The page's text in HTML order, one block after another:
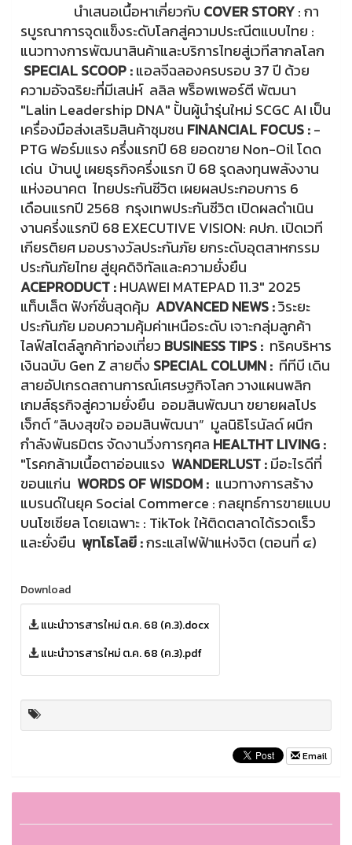
นำเสนอเนื้อหาเกี่ยวกับ COVER STORY: กา
รบูรณาการจุดแข็งระดับโลกสู่ความประณีตแบบไทย :
แนวทางการพัฒนาสินค้าและบริการไทยสู่เวทีสากลโลก
SPECIAL SCOOP :แอลจีฉลองครบรอบ 37 ปี ด้วย
ความอัจฉริยะที่มีเสน่ห์ ลลิล พร็อพเพอร์ตี พัฒนา
"Lalin Leadership DNA" ปั้นผู้นำรุ่นใหม่ SCGC AI เป็น
เครื่องมือส่งเสริมสินค้าชุมชน FINANCIAL FOCUS :-
PTG ฟอร์มแรง ครึ่งแรกปี 68 ยอดขาย Non-Oil โดด
เด่น บ้านปู เผยธุรกิจครึ่งแรก ปี 68 รุดลงทุนพลังงาน
แห่งอนาคต ไทยประกันชีวิต เผยผลประกอบการ 6
เดือนแรกปี 2568 กรุงเทพประกันชีวิต เปิดผลดำเนิน
งานครึ่งแรกปี 68 EXECUTIVE VISION: คปก. เปิดเวที
เกียรติยศ มอบรางวัลประกันภัย ยกระดับอุตสาหกรรม
ประกันภัยไทย สู่ยุคดิจิทัลและความยั่งยืน
ACEPRODUCT :HUAWEI MATEPAD 11.3" 2025
แท็บเล็ต ฟังก์ชั่นสุดคุ้ม ADVANCED NEWS :วิระยะ
ประกันภัย มอบความคุ้มค่าเหนือระดับ เจาะกลุ่มลูกค้า
ไลฟ์สไตล์ลูกค้าท่องเที่ยว BUSINESS TIPS : ทริคบริหาร
เงินฉบับ Gen Z สายติ่ง SPECIAL COLUMN : ทีทีบี เดิน
สายอัปเกรดสถานการณ์เศรษฐกิจโลก วางแผนพลิก
เกมส์ธุรกิจสู่ความยั่งยืน ออมสินพัฒนา ขยายผลโปร
เจ็กต์ “ลิบงสุขใจ ออมสินพัฒนา” มูลนิธิโรนัลด์ ผนึก
กำลังพันธมิตร จัดงานวิ่งการกุศล HEALTHT LIVING :
"โรคกล้ามเนื้อตาอ่อนแรง WANDERLUST :มีอะไรดีที่
ขอนแก่น WORDS OF WISDOM : แนวทางการสร้าง
แบรนด์ในยุค Social Commerce : กลยุทธ์การขายแบบ
บนโซเชียล โดยเฉพาะ : TikTok ให้ติดตลาดได้รวดเร็ว
และยั่งยืน พุทโธโลยี :กระแสไฟฟ้าแห่งจิต (ตอนที่ ๔)
Download
แนะนำวารสารใหม่ ต.ค. 68 (ค.3).docx
แนะนำวารสารใหม่ ต.ค. 68 (ค.3).pdf
Email